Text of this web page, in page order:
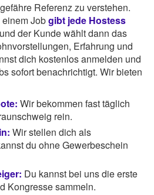
Referenz zu verstehen.
Jobgibt jede Hostess
und der Kunde wählt dann das
Erfahrung und
dich kostenlos anmelden und
sofort benachrichtigt. Wir bieten
Wir bekommen fast täglich
rein.
Wir stellen dich als
du ohne Gewerbeschein
Du kannst bei uns die erste
Kongresse sammeln.